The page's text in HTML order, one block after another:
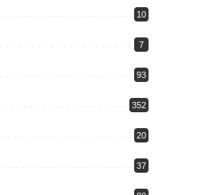
10
7
93
352
20
37